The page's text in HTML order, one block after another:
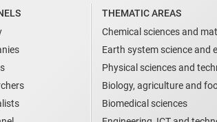
THEMATIC AREAS
Chemical sciences and
Earth system science and
Physical sciences and
Biology, agriculture and
Biomedical sciences